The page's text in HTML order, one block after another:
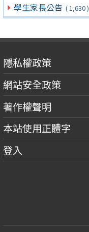
學生家長公告 ( 1,630 )
隱私權政策
網站安全政策
著作權聲明
本站使用正體字
登入